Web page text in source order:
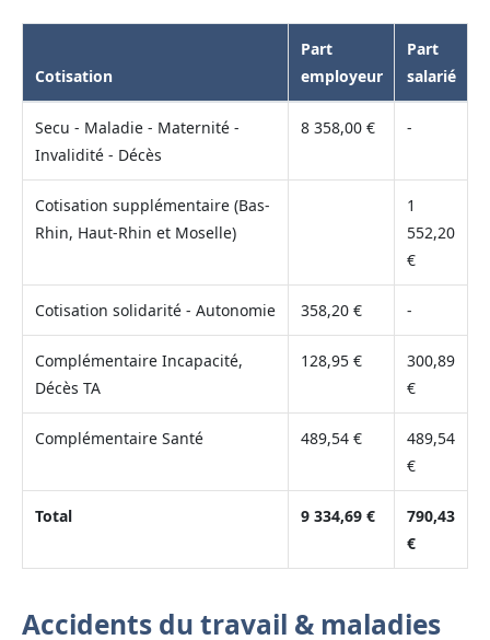
Cotisation
Part
employeur
Part
salarié
Secu - Maladie - Maternité -
Invalidité - Décès
8 358,00 € -
Cotisation supplémentaire (Bas-
Rhin, Haut-Rhin et Moselle)
1
552,20
€
Cotisation solidarité - Autonomie 358,20 € -
Complémentaire Incapacité,
Décès TA
128,95 €
300,89
€
Complémentaire Santé 489,54 €
489,54
€
Total 9 334,69 €
790,43
€
Accidents du travail & maladies